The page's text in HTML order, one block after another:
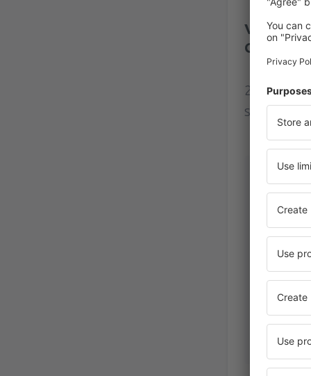
Gomez
2 valós
szerint.
Jozsef
Hungary,
Február 2020